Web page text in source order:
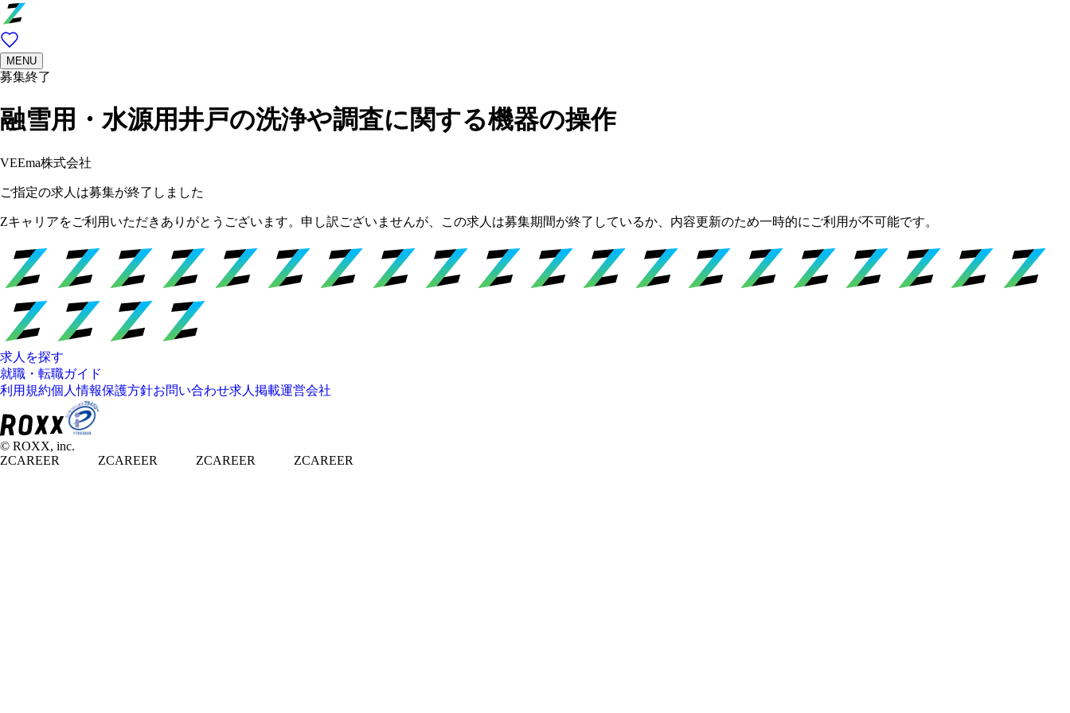
MENU
募集終了
融雪用・水源用井戸の洗浄や調査に関する機器の操作
VEEma株式会社
ご指定の求人は募集が終了しました
Zキャリアをご利用いただきありがとうございます。申し訳ございませんが、この求人は募集期間が終了しているか、内容更新のため一時的にご利用が不可能です。
求人を探す
就職・転職ガイド
利用規約個人情報保護方針お問い合わせ求人掲載運営会社
© ROXX, inc.
ZCAREER
ZCAREER ZCAREER ZCAREER